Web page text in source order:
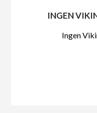
INGEN
Ingen